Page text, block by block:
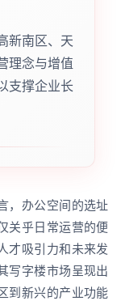
新南区、天
理念与增值
支撑企业长
，办公空间的选址
关乎日常运营的便
才吸引力和未来发
写字楼市场呈现出
到新兴的产业功能